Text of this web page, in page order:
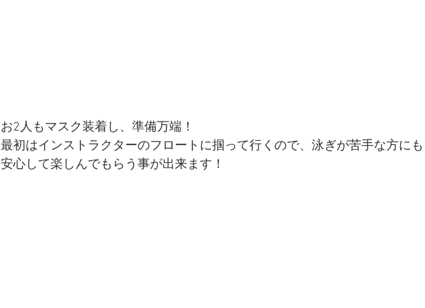
お2人もマスク装着し、準備万端！
最初はインストラクターのフロートに掴って行くので、泳ぎが苦手な方にも
安心して楽しんでもらう事が出来ます！